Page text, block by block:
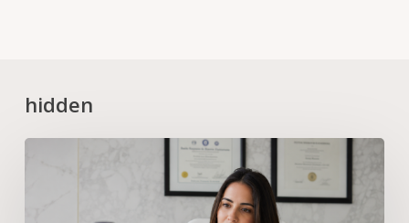
hidden